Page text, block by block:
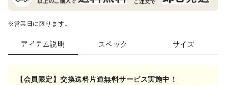
※営業日に限ります。
アイテム説明 スペック サイズ
【会員限定】交換送料片道無料サービス実施中！